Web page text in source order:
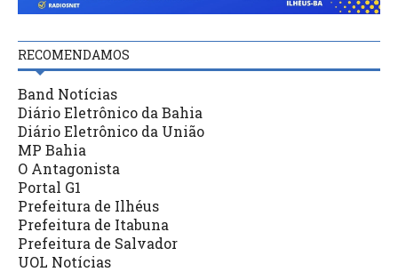
RECOMENDAMOS
Band Notícias
Diário Eletrônico da Bahia
Diário Eletrônico da União
MP Bahia
O Antagonista
Portal G1
Prefeitura de Ilhéus
Prefeitura de Itabuna
Prefeitura de Salvador
UOL Notícias